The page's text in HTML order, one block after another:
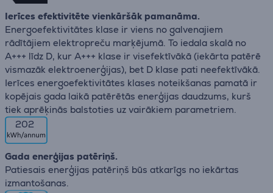
Ierīces efektivitēte vienkāršāk pamanāma.
Energoefektivitātes klase ir viens no galvenajiem
rādītājiem elektropreču marķējumā. To iedala skalā no
A+++ līdz D, kur A+++ klase ir visefektīvākā (iekārta patērē
vismazāk elektroenerģijas), bet D klase pati neefektīvākā.
Ierīces energoefektivitātes klases noteikšanas pamatā ir
kopējais gada laikā patērētās enerģijas daudzums, kurš
tiek aprēķinās balstoties uz vairākiem parametriem.
202
Gada enerģijas patēriņš.
Patiesais enerģijas patēriņš būs atkarīgs no iekārtas
izmantošanas.